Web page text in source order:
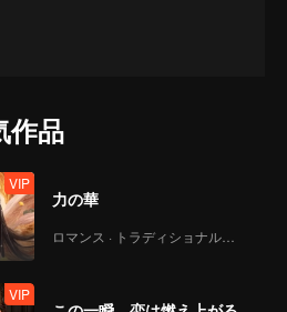
作品
VIP
力の華
ロマンス · トラディショナル・コスチューム
VIP